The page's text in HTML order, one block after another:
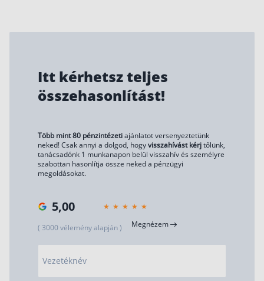
Itt kérhetsz teljes
összehasonlítást!
Több mint 80 pénzintézetiajánlatot versenyeztetünk
neked! Csak annyi a dolgod, hogyvisszahívást kérjtőlünk,
tanácsadónk 1 munkanapon belül visszahív és személyre
szabottan hasonlítja össze neked a pénzügyi
megoldásokat.
5,00
( 3000 vélemény alapján ) Megnézem
Vezetéknév